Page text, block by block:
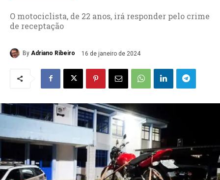
O motociclista, de 22 anos, irá responder pelo crime
de receptação
By Adriano Ribeiro 16 de janeiro de 2024